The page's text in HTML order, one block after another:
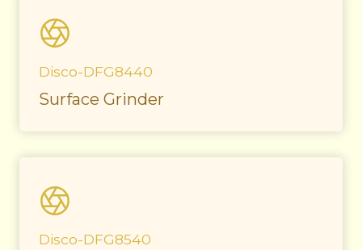
Disco-DFG8440
Surface Grinder
Disco-DFG8540